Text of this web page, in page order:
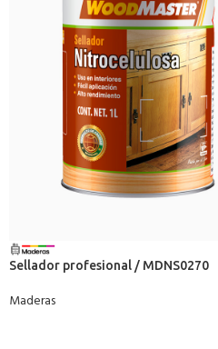
Sellador profesional / MDNS0270
Maderas